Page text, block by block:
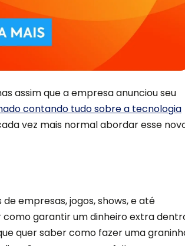
assim que a empresa anunciou seu
contando tudo sobre a tecnologia
vez mais normal abordar esse
empresas, jogos, shows, e até
garantir um dinheiro extra
quer saber como fazer uma